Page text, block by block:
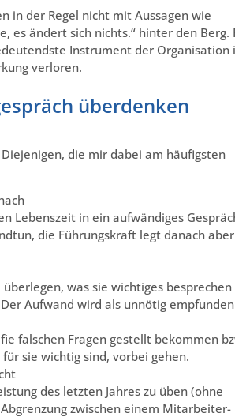
in der Regel nicht mit Aussagen wie
es ändert sich nichts.“ hinter den Berg.
Instrument der Organisation
verloren.
überdenken
die mir dabei am häufigsten
Lebenszeit in ein aufwändiges
die Führungskraft legt danach aber
was sie wichtiges besprechen
Aufwand wird als unnötig
falschen Fragen gestellt bekommen
sie wichtig sind, vorbei gehen.
des letzten Jahres zu üben (ohne
zwischen einem Mitarbeiter-